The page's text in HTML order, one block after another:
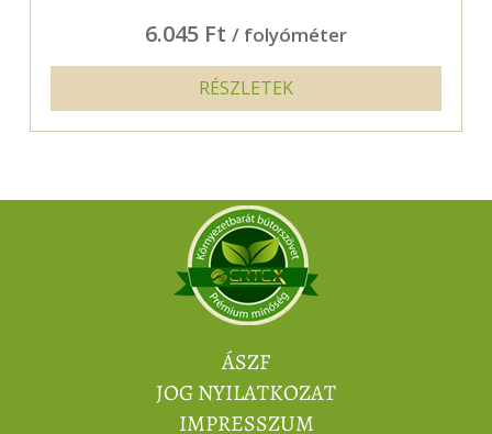
6.045 Ft / folyóméter
RÉSZLETEK
ÁSZF
JOG NYILATKOZAT
IMPRESSZUM